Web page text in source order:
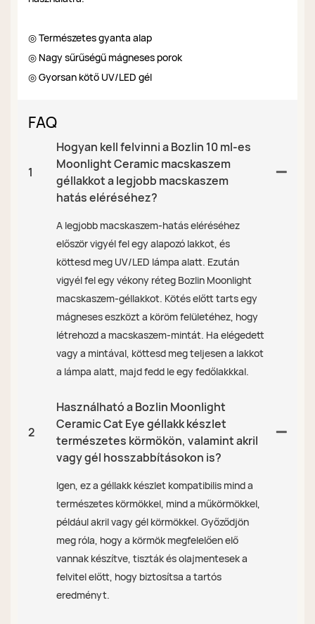
◎ Természetes gyanta alap
◎ Nagy sűrűségű mágneses porok
◎ Gyorsan kötő UV/LED gél
FAQ
1
Hogyan kell felvinni a Bozlin 10 ml-es
Moonlight Ceramic macskaszem
géllakkot a legjobb macskaszem
hatás eléréséhez?
A legjobb macskaszem-hatás eléréséhez
először vigyél fel egy alapozó lakkot, és
köttesd meg UV/LED lámpa alatt. Ezután
vigyél fel egy vékony réteg Bozlin Moonlight
macskaszem-géllakkot. Kötés előtt tarts egy
mágneses eszközt a köröm felületéhez, hogy
létrehozd a macskaszem-mintát. Ha elégedett
vagy a mintával, köttesd meg teljesen a lakkot
a lámpa alatt, majd fedd le egy fedőlakkkal.
2
Használható a Bozlin Moonlight
Ceramic Cat Eye géllakk készlet
természetes körmökön, valamint akril
vagy gél hosszabbításokon is?
Igen, ez a géllakk készlet kompatibilis mind a
természetes körmökkel, mind a műkörmökkel,
például akril vagy gél körmökkel. Győződjön
meg róla, hogy a körmök megfelelően elő
vannak készítve, tiszták és olajmentesek a
felvitel előtt, hogy biztosítsa a tartós
eredményt.